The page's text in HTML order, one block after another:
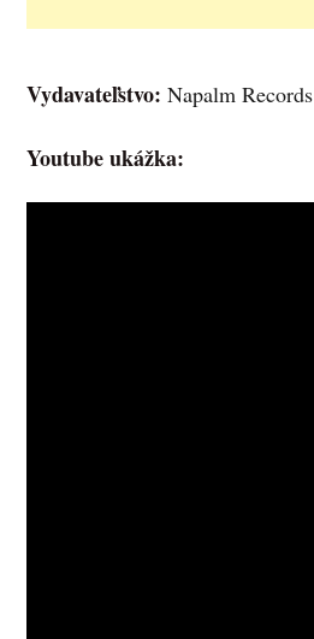
Vydavateľstvo: Napalm Records
Youtube ukážka: